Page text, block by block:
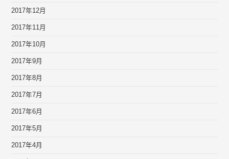
2017年12月
2017年11月
2017年10月
2017年9月
2017年8月
2017年7月
2017年6月
2017年5月
2017年4月